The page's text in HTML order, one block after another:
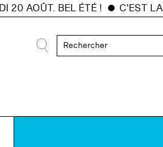
BEL ÉTÉ ! C'EST LA